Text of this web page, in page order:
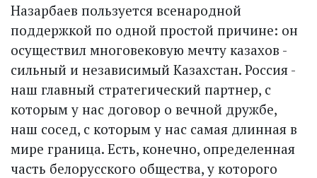
Назарбаев пользуется всенародной
поддержкой по одной простой причине: он
осуществил многовековую мечту казахов -
сильный и независимый Казахстан. Россия -
наш главный стратегический партнер, с
которым у нас договор о вечной дружбе,
наш сосед, с которым у нас самая длинная в
мире граница. Есть, конечно, определенная
часть белорусского общества, у которого